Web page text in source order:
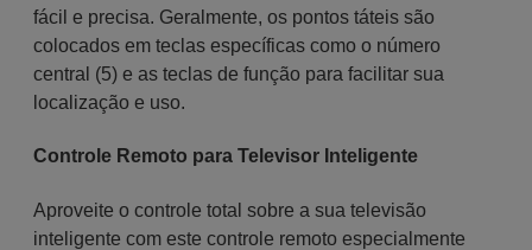
fácil e precisa. Geralmente, os pontos táteis são
colocados em teclas específicas como o número
central (5) e as teclas de função para facilitar sua
localização e uso.
Controle Remoto para Televisor Inteligente
Aproveite o controle total sobre a sua televisão
inteligente com este controle remoto especialmente